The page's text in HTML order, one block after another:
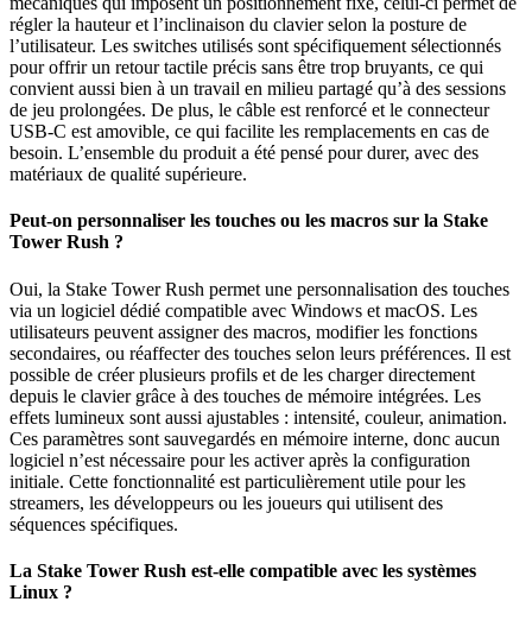
régler la hauteur et l’inclinaison du clavier selon la posture de
l’utilisateur. Les switches utilisés sont spécifiquement sélectionnés
pour offrir un retour tactile précis sans être trop bruyants, ce qui
convient aussi bien à un travail en milieu partagé qu’à des sessions
de jeu prolongées. De plus, le câble est renforcé et le connecteur
USB-C est amovible, ce qui facilite les remplacements en cas de
besoin. L’ensemble du produit a été pensé pour durer, avec des
matériaux de qualité supérieure.
Peut-on personnaliser les touches ou les macros sur la Stake
Tower Rush ?
Oui, la Stake Tower Rush permet une personnalisation des touches
via un logiciel dédié compatible avec Windows et macOS. Les
utilisateurs peuvent assigner des macros, modifier les fonctions
secondaires, ou réaffecter des touches selon leurs préférences. Il est
possible de créer plusieurs profils et de les charger directement
depuis le clavier grâce à des touches de mémoire intégrées. Les
effets lumineux sont aussi ajustables : intensité, couleur, animation.
Ces paramètres sont sauvegardés en mémoire interne, donc aucun
logiciel n’est nécessaire pour les activer après la configuration
initiale. Cette fonctionnalité est particulièrement utile pour les
streamers, les développeurs ou les joueurs qui utilisent des
séquences spécifiques.
La Stake Tower Rush est-elle compatible avec les systèmes
Linux ?